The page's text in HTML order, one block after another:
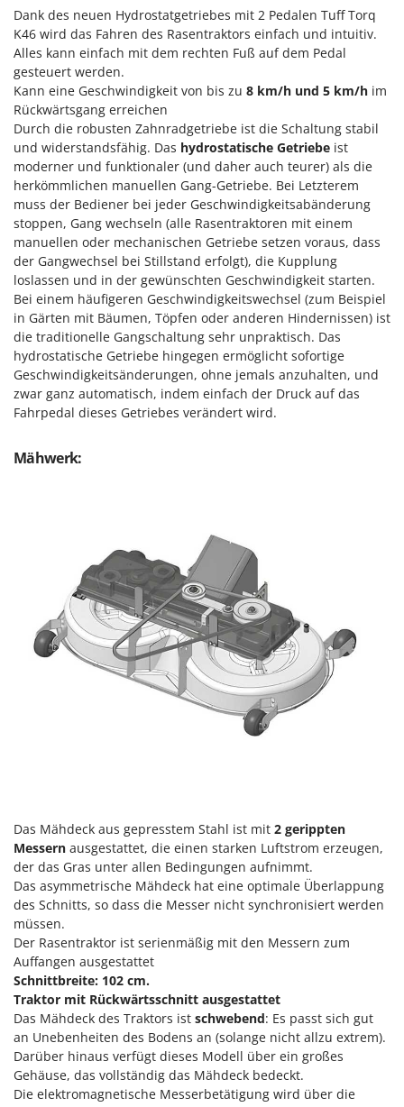
Outdoorchef
P
Palazzetti
Palumbo Pavi
Partisani
Paterlini
Philips
Pramac
Prismafood
R
R.G.V.
Rato
Reber
Redback
Resto Italia
Ribimex
Rossofuoco
Rover Pompe
Royal Food
Ryobi
Shark
Shindaiwa
Silky
Simatech
Sirman
Skil
Smartwood
Smeg
Snapper
Solidur
Spice Electronics
Dank des neuen Hydrostatgetriebes mit 2 Pedalen Tuff Torq
K46 wird das Fahren des Rasentraktors einfach und intuitiv.
Alles kann einfach mit dem rechten Fuß auf dem Pedal
gesteuert werden.
Kann eine Geschwindigkeit von bis zu 8 km/h und 5 km/h im
Rückwärtsgang erreichen
Durch die robusten Zahnradgetriebe ist die Schaltung stabil
und widerstandsfähig. Das hydrostatische Getriebe ist
moderner und funktionaler (und daher auch teurer) als die
herkömmlichen manuellen Gang-Getriebe. Bei Letzterem
muss der Bediener bei jeder Geschwindigkeitsabänderung
stoppen, Gang wechseln (alle Rasentraktoren mit einem
manuellen oder mechanischen Getriebe setzen voraus, dass
der Gangwechsel bei Stillstand erfolgt), die Kupplung
loslassen und in der gewünschten Geschwindigkeit starten.
Bei einem häufigeren Geschwindigkeitswechsel (zum Beispiel
in Gärten mit Bäumen, Töpfen oder anderen Hindernissen) ist
die traditionelle Gangschaltung sehr unpraktisch. Das
hydrostatische Getriebe hingegen ermöglicht sofortige
Geschwindigkeitsänderungen, ohne jemals anzuhalten, und
zwar ganz automatisch, indem einfach der Druck auf das
Fahrpedal dieses Getriebes verändert wird.
Mähwerk:
Das Mähdeck aus gepresstem Stahl ist mit 2 gerippten
Messern ausgestattet, die einen starken Luftstrom erzeugen,
der das Gras unter allen Bedingungen aufnimmt.
Das asymmetrische Mähdeck hat eine optimale Überlappung
des Schnitts, so dass die Messer nicht synchronisiert werden
müssen.
Der Rasentraktor ist serienmäßig mit den Messern zum
Auffangen ausgestattet
Schnittbreite: 102 cm.
Traktor mit Rückwärtsschnitt ausgestattet
Das Mähdeck des Traktors ist schwebend: Es passt sich gut
an Unebenheiten des Bodens an (solange nicht allzu extrem).
Darüber hinaus verfügt dieses Modell über ein großes
Gehäuse, das vollständig das Mähdeck bedeckt.
Die elektromagnetische Messerbetätigung wird über die